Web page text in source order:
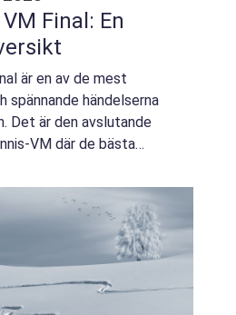
Final: En
är en av de mest
händelserna
Det är den avslutande
VM där de bästa
Med ett stort